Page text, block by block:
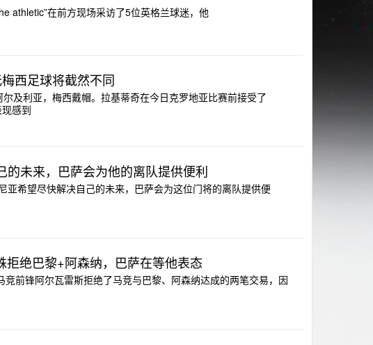
athletic”在前方现场采访了5位英格兰球迷，他
西足球将截然不同
及利亚，梅西戴帽。拉基蒂奇在今日克罗地亚比赛前接受了
感到
的未来，巴萨会为他的离队提供便利
亚希望尽快解决自己的未来，巴萨会为这位门将的离队提供便
绝巴黎+阿森纳，巴萨在等他表态
前锋阿尔瓦雷斯拒绝了马竞与巴黎、阿森纳达成的两笔交易，因